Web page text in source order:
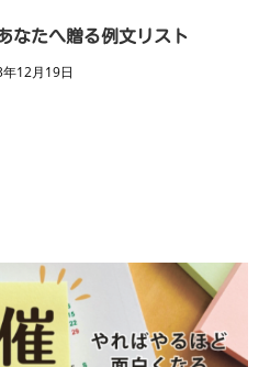
なたへ贈る例文リスト
12月19日